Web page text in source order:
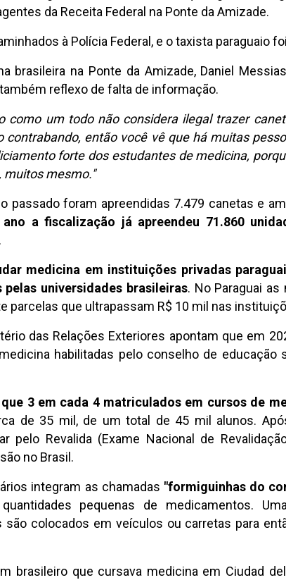
da Receita Federal na Ponte da Amizade.
à Polícia Federal, e o taxista paraguaio
brasileira na Ponte da Amizade, Daniel
reflexo de falta de informação.
como um todo não considera ilegal trazer
contrabando, então você vê que há muitas
forte dos estudantes de medicina,
muitos mesmo."
passado foram apreendidas 7.479 canetas e
ano a fiscalização já apreendeu 71.860
medicina em instituições privadas
universidades brasileiras. No Paraguai
parcelas que ultrapassam R$ 10 mil nas
das Relações Exteriores apontam que em
habilitadas pelo conselho de educação
3 em cada 4 matriculados em cursos de
de 35 mil, de um total de 45 mil alunos.
pelo Revalida (Exame Nacional de
no Brasil.
integram as chamadas "formiguinhas do
pequenas de medicamentos.
colocados em veículos ou carretas para
brasileiro que cursava medicina em Ciudad